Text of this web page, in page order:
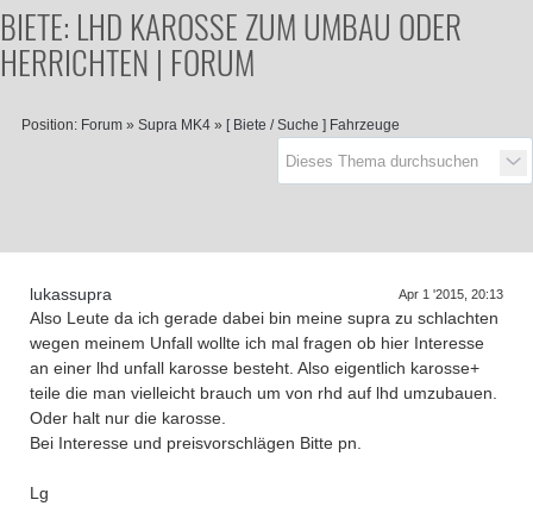
D
a
s
T
r
e
f
f
e
n
d
e
r
G
e
n
e
r
a
t
i
o
n
e
n
BIETE: LHD KAROSSE ZUM UMBAU ODER
HERRICHTEN | FORUM
Position: Forum » Supra MK4 » [ Biete / Suche ] Fahrzeuge
lukassupra Apr 1 '2015, 20:13
Also Leute da ich gerade dabei bin meine supra zu schlachten
wegen meinem Unfall wollte ich mal fragen ob hier Interesse
an einer lhd unfall karosse besteht. Also eigentlich karosse+
teile die man vielleicht brauch um von rhd auf lhd umzubauen.
Oder halt nur die karosse.
Bei Interesse und preisvorschlägen Bitte pn.
Lg